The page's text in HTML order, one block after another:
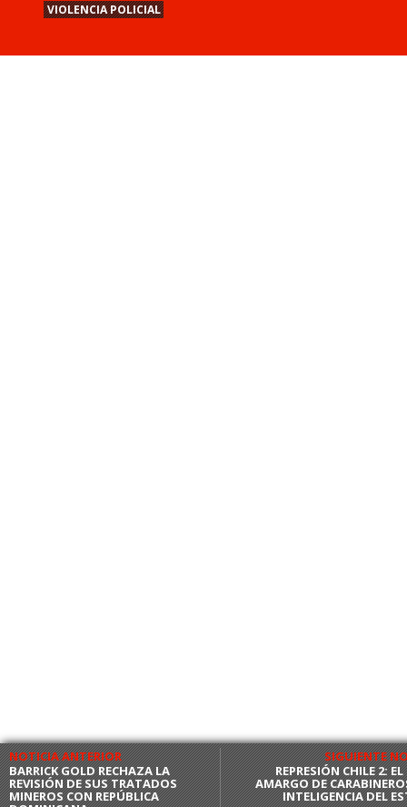
NOTICIA ANTERIOR
BARRICK GOLD RECHAZA LA
REVISIÓN DE SUS TRATADOS
MINEROS CON REPÚBLICA
SIGUIENTE
REPRESIÓN CHILE 2:
AMARGO DE
INTELIGENCIA DEL
VIOLENCIA POLICIAL